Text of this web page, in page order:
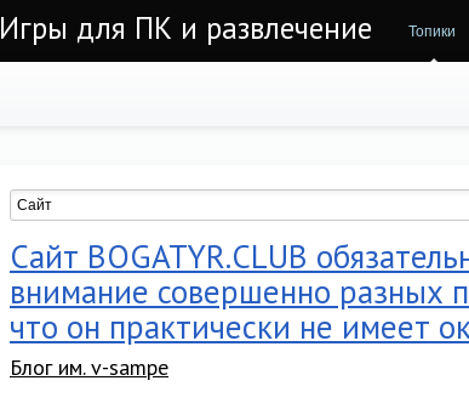
Игры для ПК и развлечение Топики
Сайт BOGATYR.CLUB
внимание совершенно разных
что он практически не имеет
Блог им. v-sampe